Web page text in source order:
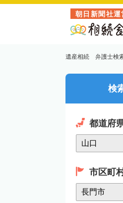
朝日新聞社運
遺産相続 弁護士検
検
都道府
市区町